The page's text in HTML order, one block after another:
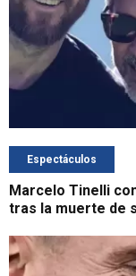
Espectáculos
Marcelo Tinelli
tras la muerte de